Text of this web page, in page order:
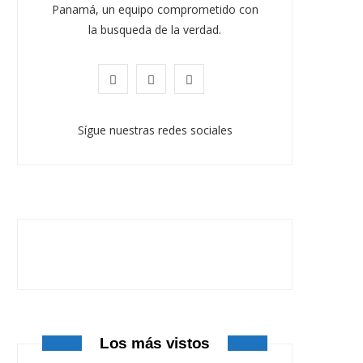
Panamá, un equipo comprometido con
la busqueda de la verdad.
F
c
X
T
)
I
s
Sígue nuestras redes sociales
Los más vistos